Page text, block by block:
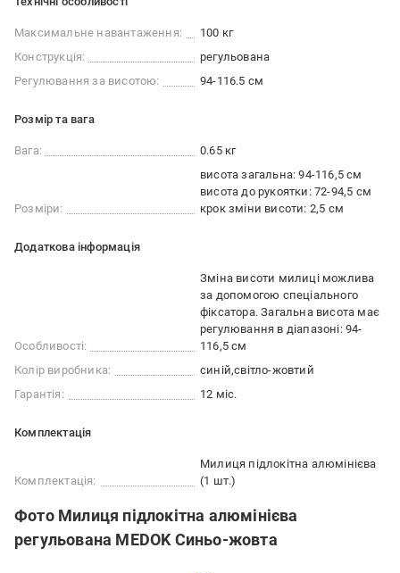
Максимальне навантаження:
100 кг
Конструкція:
регульована
Регулювання за висотою:
94-116.5 см
Розмір та вага
Вага: 0.65 кг
Розміри:
висота загальна: 94-116,5 см
висота до рукоятки: 72-94,5 см
крок зміни висоти: 2,5 см
Додаткова інформація
Особливості:
Зміна висоти милиці можлива
за допомогою спеціального
фіксатора. Загальна висота має
регулювання в діапазоні: 94-
116,5 см
Колір виробника:
синій світло-жовтий
Гарантія:
12 міс.
Комплектація
Комплектація:
Милиця підлокітна алюмінієва
(1 шт.)
Фото Милиця підлокітна алюмінієва
регульована MEDOK Синьо-жовта